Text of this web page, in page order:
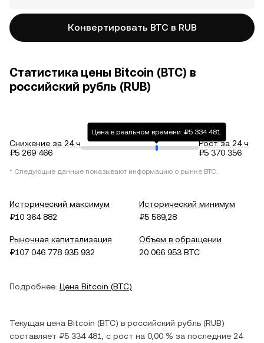
Конвертировать BTC в RUB
Статистика цены Bitcoin (BTC) в
российский рубль (RUB)
Снижение за 24 ч
₽5 269 466
Цена в реальном времени: ₽5 334 481
Рост за 24 ч
₽5 370 356
* Следующие данные показывают информацию о рынке BTC.
Исторический максимум
₽10 364 882
Исторический минимум
₽5 569,28
Рыночная капитализация
₽107 046 778 935 932
Объем в обращении
20 066 953 BTC
Подробнее: Цена Bitcoin (BTC)
Текущая цена Bitcoin (BTC) в российский рубль (RUB)
составляет ₽5 334 481 , c рост на 0,00 % за последние 24